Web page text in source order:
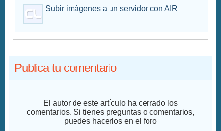
Subir imágenes a un servidor con AIR
Publica tu comentario
El autor de este artículo ha cerrado los
comentarios. Si tienes preguntas o comentarios,
puedes hacerlos en el foro